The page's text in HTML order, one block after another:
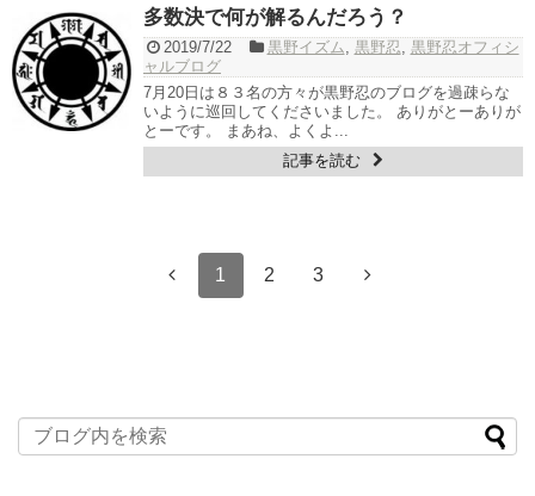
多数決で何が解るんだろう？
2019/7/22 黒野イズム 黒野忍 黒野忍オフィシ
ャルブログ
7月20日は８３名の方々が黒野忍のブログを過疎らな
いように巡回してくださいました。 ありがとーありが
とーです。 まあね、よくよ...
記事を読む
1 2 3